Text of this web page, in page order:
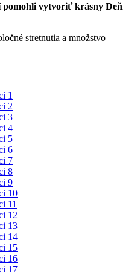
vytvoriť krásny Deň
stretnutia a množstvo